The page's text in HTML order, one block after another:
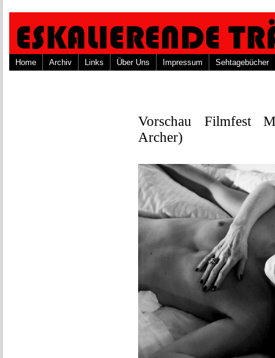
Home Archiv Links Über Uns Impressum Sehtagebücher
Vorschau Filmfest
Archer)